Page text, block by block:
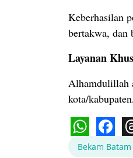
Keberhasilan
bertakwa, dan
Layanan
Alhamdulillah
kota/
Bekam Batam